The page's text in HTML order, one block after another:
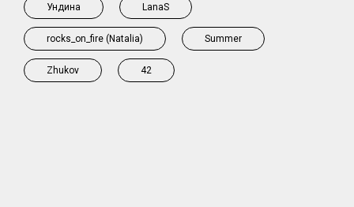
Ундина LanaS
rocks_on_fire (Natalia) Summer
Zhukov 42